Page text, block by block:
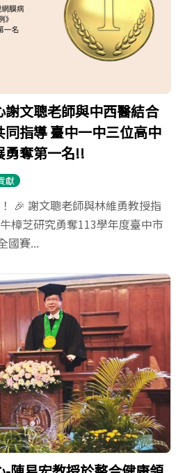
謝文聰老師與中西醫結合
指導 臺中一中三位高中
勇奪第一名!!
獻
🎉 謝文聰老師與林維勇教授指
樟芝研究勇奪113學年度臺中市
國賽...